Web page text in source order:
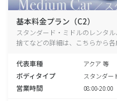
基本料金プラン（C2）
スタンダード・ミドルのレンタ
捨てなどの詳細は、こちらから各
代表車種 アクア 等
ボディタイプ スタンダー
営業時間 08:00-20:00